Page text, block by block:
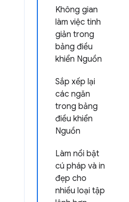
Không gian
làm việc tinh
giản trong
bảng điều
khiển Nguồn
Sắp xếp lại
các ngăn
trong bảng
điều khiển
Nguồn
Làm nổi bật
cú pháp và in
đẹp cho
nhiều loại tập